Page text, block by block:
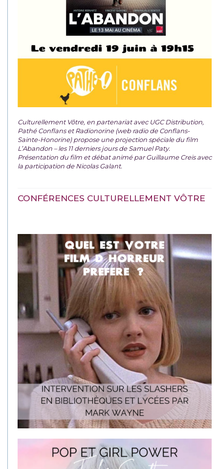
Culturellement Vôtre, en partenariat avec UGC Distribution,
Pathé Conflans et Radionorine (web radio de Conflans-
Sainte-Honorine) propose une projection spéciale du film
L’Abandon – les 11 derniers jours de Samuel Paty.
Présentation du film et débat animé par Guillaume Creis avec
la participation de Nicolas Galant.
CONFÉRENCES CULTURELLEMENT VÔTRE